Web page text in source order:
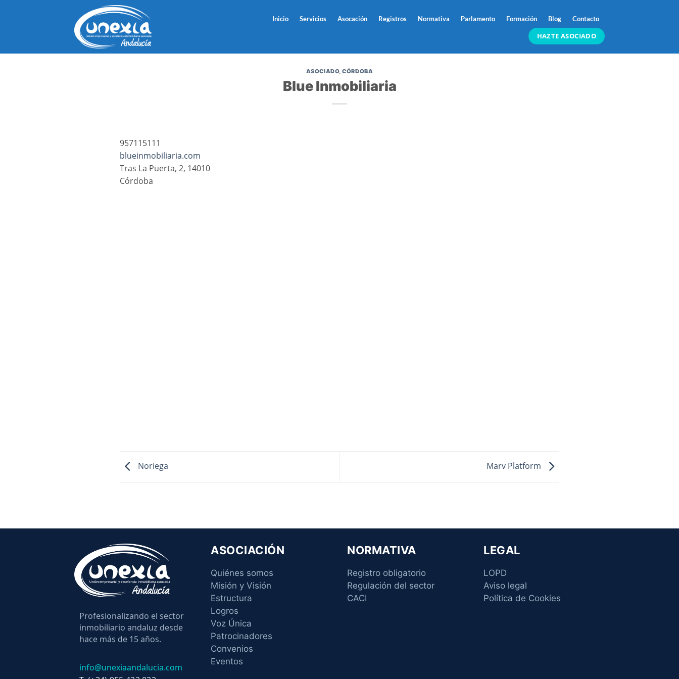
Inicio Servicios Asocación Registros Normativa Parlamento Formación Blog Contacto
HAZTE ASOCIADO
ASOCIADO,CÓRDOBA
Blue Inmobiliaria
957115111
blueinmobiliaria.com
Tras La Puerta, 2, 14010
Córdoba
Noriega Marv Platform
Profesionalizando el sector
inmobiliario andaluz desde
hace más de 15 años.
info@unexiaandalucia.com
ASOCIACIÓN
Quiénes somos
Misión y Visión
Estructura
Logros
Voz Única
Patrocinadores
Convenios
Eventos
NORMATIVA
Registro obligatorio
Regulación del sector
CACI
LEGAL
LOPD
Aviso legal
Política de Cookies